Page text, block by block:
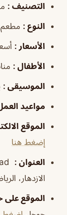
التصنيف :
النوع : مطعم
الأسعار :
الأطفال :
الموسيقى :
مواعيد
الموقع
إضغط هنا
العنوان :
الازدهار، الرياض 12485، المملكة العربية
الموقع